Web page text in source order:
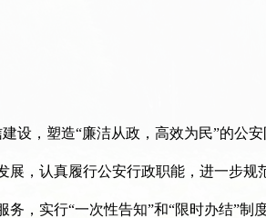
，塑造“廉洁从政，高效为民”的公安
，认真履行公安行政职能，进一步规
实行“一次性告知”和“限时办结”制